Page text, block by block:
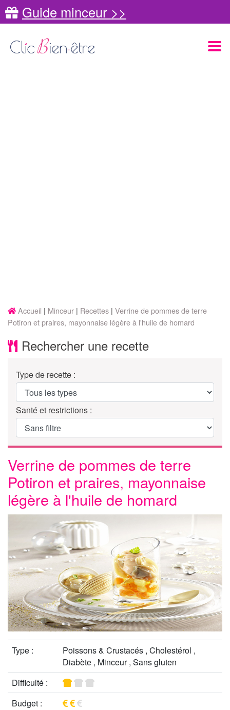
Guide minceur >>
Accueil Minceur Recettes Verrine de pommes de terre
Potiron et praires, mayonnaise légère à l'huile de homard
Rechercher une recette
Type de recette :
Santé et restrictions :
Verrine de pommes de terre
Potiron et praires, mayonnaise
légère à l'huile de homard
Type :
Poissons & Crustacés , Cholestérol ,
Diabète , Minceur , Sans gluten
Difficulté :
Budget :